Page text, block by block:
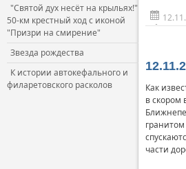
"Святой дух несёт на крыльях!"
50-км крестный ход с иконой
"Призри на смирение"
Звезда рождества
К истории автокефального и
филаретовского расколов
Как
в скором
части